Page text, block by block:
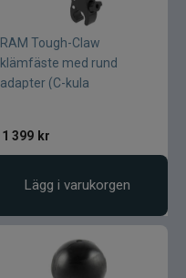
RAM Tough-Claw
klämfäste med rund
adapter (C-kula
1 399 kr
Lägg i varukorgen